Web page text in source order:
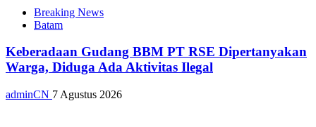
Breaking News
Batam
Keberadaan Gudang BBM PT RSE Dipertanyakan
Warga, Diduga Ada Aktivitas Ilegal
adminCN 7 Agustus 2026